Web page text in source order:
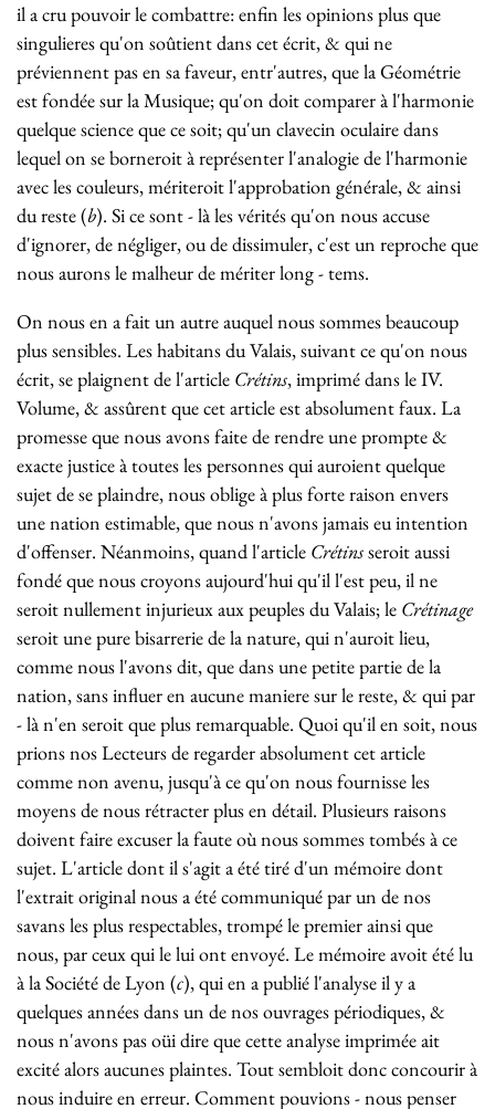
il a cru pouvoir le combattre: enfin les opinions plus que
singulieres qu'on soûtient dans cet écrit, & qui ne
préviennent pas en sa faveur, entr'autres, que la Géométrie
est fondée sur la Musique; qu'on doit comparer à l'harmonie
quelque science que ce soit; qu'un clavecin oculaire dans
lequel on se borneroit à représenter l'analogie de l'harmonie
avec les couleurs, mériteroit l'approbation générale, & ainsi
du reste (b). Si ce sont - là les vérités qu'on nous accuse
d'ignorer, de négliger, ou de dissimuler, c'est un reproche que
nous aurons le malheur de mériter long - tems.
On nous en a fait un autre auquel nous sommes beaucoup
plus sensibles. Les habitans du Valais, suivant ce qu'on nous
écrit, se plaignent de l'article Crétins, imprimé dans le IV.
Volume, & assûrent que cet article est absolument faux. La
promesse que nous avons faite de rendre une prompte &
exacte justice à toutes les personnes qui auroient quelque
sujet de se plaindre, nous oblige à plus forte raison envers
une nation estimable, que nous n'avons jamais eu intention
d'offenser. Néanmoins, quand l'article Crétinsseroit aussi
fondé que nous croyons aujourd'hui qu'il l'est peu, il ne
seroit nullement injurieux aux peuples du Valais; le Crétinage
seroit une pure bisarrerie de la nature, qui n'auroit lieu,
comme nous l'avons dit, que dans une petite partie de la
nation, sans influer en aucune maniere sur le reste, & qui par
- là n'en seroit que plus remarquable. Quoi qu'il en soit, nous
prions nos Lecteurs de regarder absolument cet article
comme non avenu, jusqu'à ce qu'on nous fournisse les
moyens de nous rétracter plus en détail. Plusieurs raisons
doivent faire excuser la faute où nous sommes tombés à ce
sujet. L'article dont il s'agit a été tiré d'un mémoire dont
l'extrait original nous a été communiqué par un de nos
savans les plus respectables, trompé le premier ainsi que
nous, par ceux qui le lui ont envoyé. Le mémoire avoit été lu
à la Société de Lyon (c), qui en a publié l'analyse il y a
quelques années dans un de nos ouvrages périodiques, &
nous n'avons pas oüi dire que cette analyse imprimée ait
excité alors aucunes plaintes. Tout sembloit donc concourir à
nous induire en erreur. Comment pouvions - nous penser